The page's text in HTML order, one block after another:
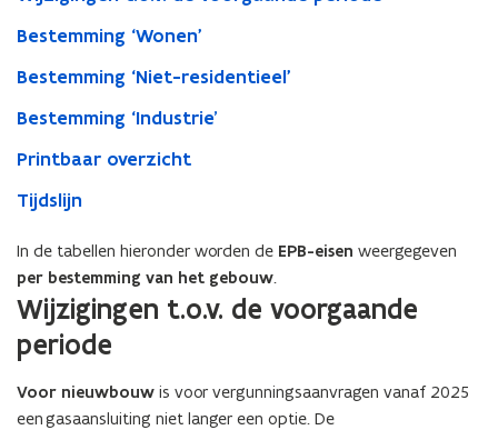
Bestemming ‘Wonen'
Bestemming ‘Niet-residentieel'
Bestemming ‘Industrie’
Printbaar overzicht
Tijdslijn
In de tabellen hieronder worden de EPB-eisen weergegeven
per bestemming van het gebouw.
Wijzigingen t.o.v. de voorgaande
periode
Voor nieuwbouw is voor vergunningsaanvragen vanaf 2025
een gasaansluiting niet langer een optie. De